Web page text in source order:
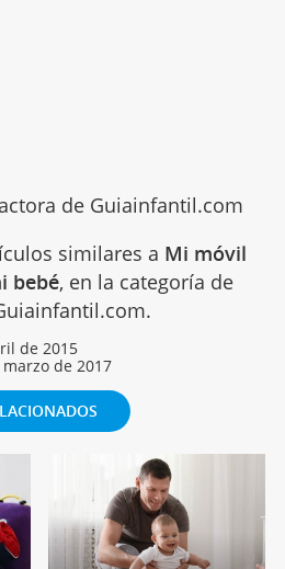
de Guiainfantil.com
similares a Mi móvil
bebé, en la categoría de
de 2015
marzo de 2017